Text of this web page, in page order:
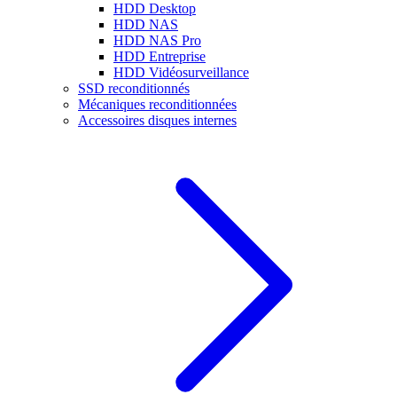
HDD Desktop
HDD NAS
HDD NAS Pro
HDD Entreprise
HDD Vidéosurveillance
SSD reconditionnés
Mécaniques reconditionnées
Accessoires disques internes